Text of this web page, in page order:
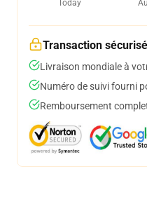
Today
Transaction
Livraison mondiale à
Numéro de suivi fourni
Remboursement